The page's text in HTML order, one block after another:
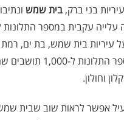
בני ברק, בית שמש
עיריות בית שמש, בת ים, רמת
עקבית במספר
וחולון.
אפשר לראות שוב שבית